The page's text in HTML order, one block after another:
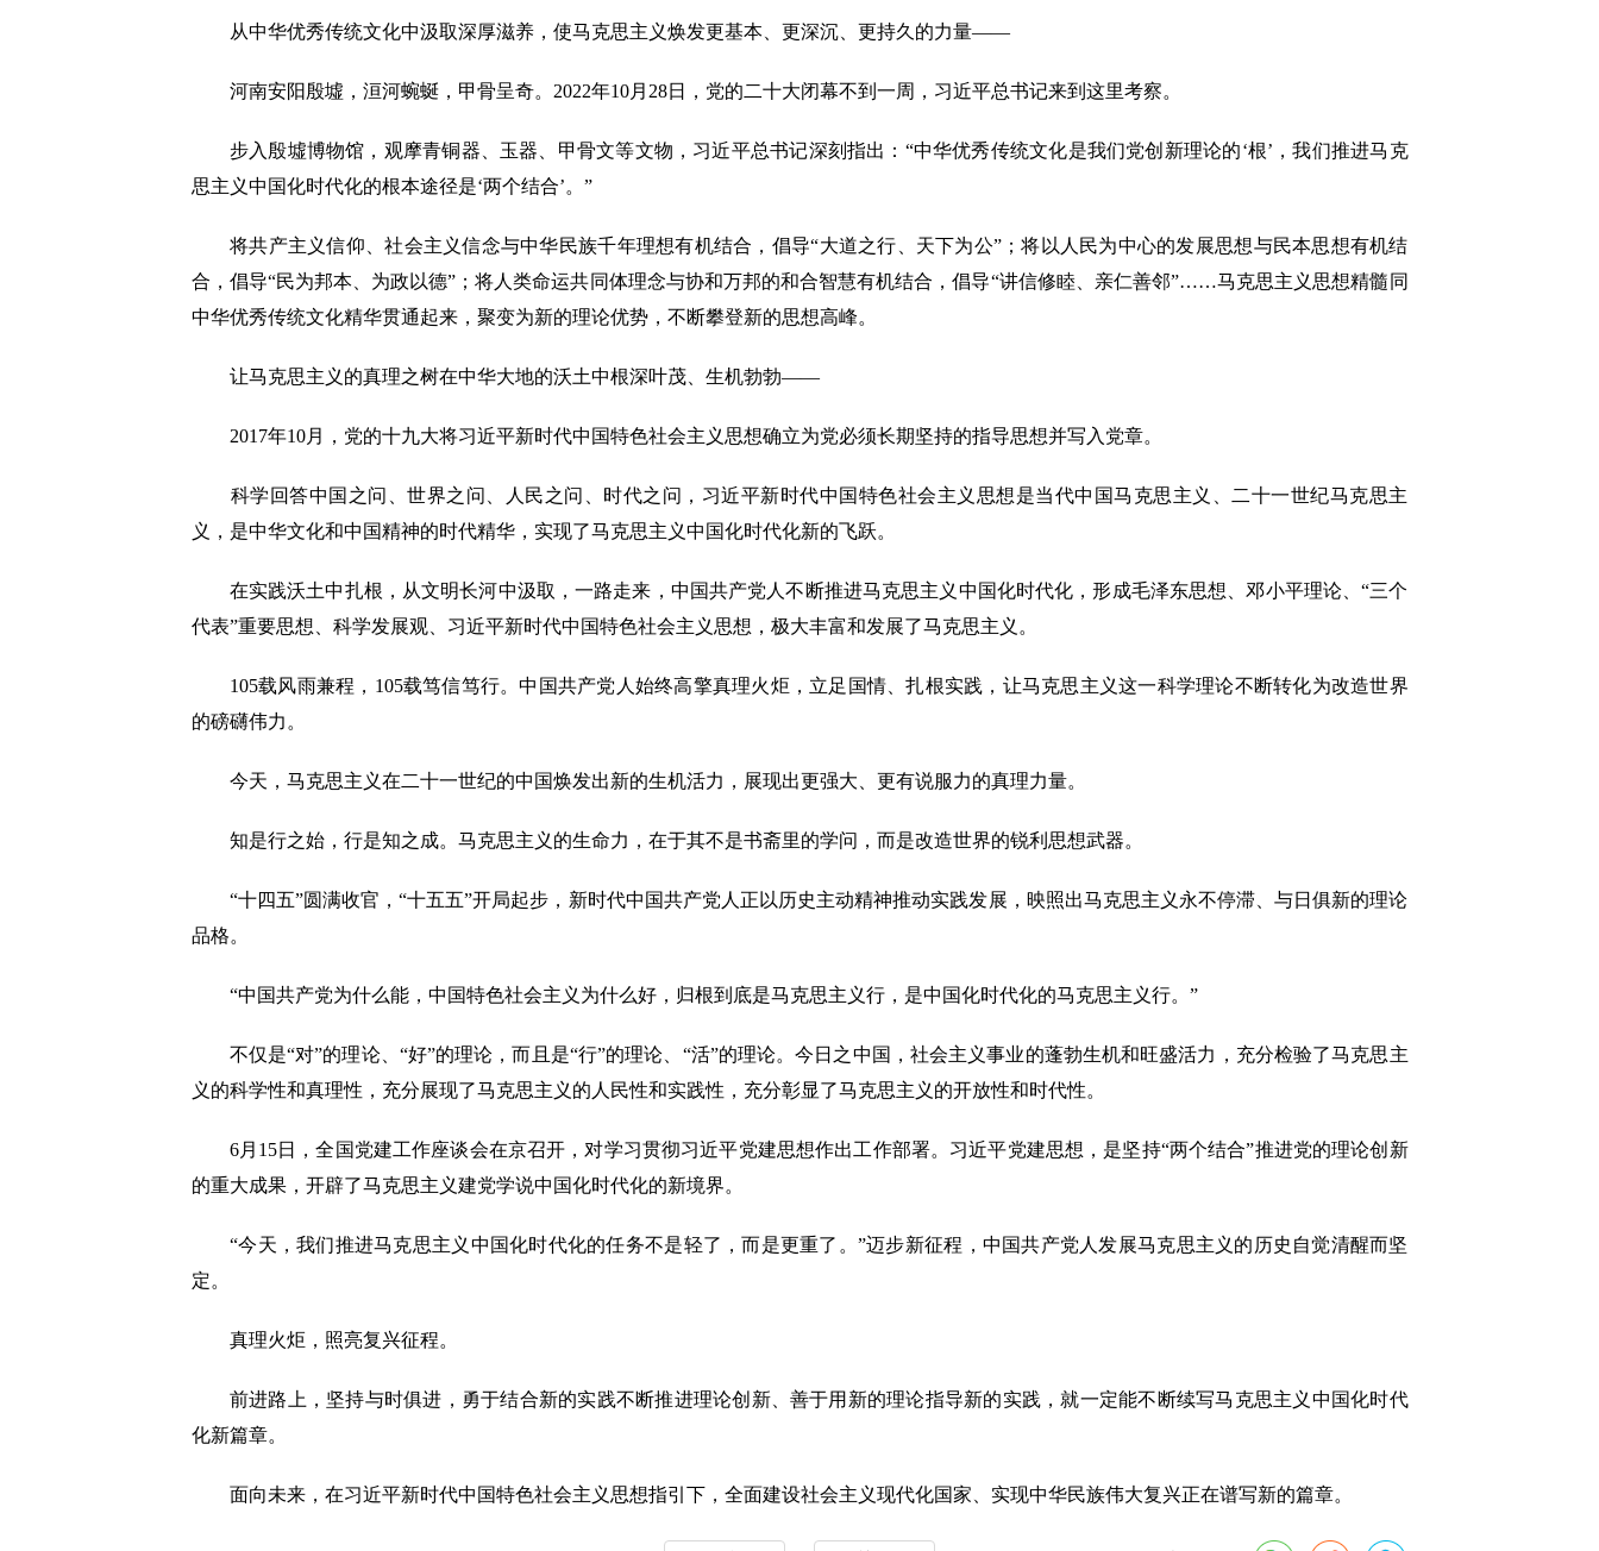
从中华优秀传统文化中汲取深厚滋养，使马克思主义焕发更基本、更深沉、更持久的力量——
河南安阳殷墟，洹河蜿蜒，甲骨呈奇。2022年10月28日，党的二十大闭幕不到一周，习近平总书记来到这里考察。
步入殷墟博物馆，观摩青铜器、玉器、甲骨文等文物，习近平总书记深刻指出：“中华优秀传统文化是我们党创新理论的‘根’，我们推进马克
思主义中国化时代化的根本途径是‘两个结合’。”
将共产主义信仰、社会主义信念与中华民族千年理想有机结合，倡导“大道之行、天下为公”；将以人民为中心的发展思想与民本思想有机结
合，倡导“民为邦本、为政以德”；将人类命运共同体理念与协和万邦的和合智慧有机结合，倡导“讲信修睦、亲仁善邻”……马克思主义思想精髓同
中华优秀传统文化精华贯通起来，聚变为新的理论优势，不断攀登新的思想高峰。
让马克思主义的真理之树在中华大地的沃土中根深叶茂、生机勃勃——
2017年10月，党的十九大将习近平新时代中国特色社会主义思想确立为党必须长期坚持的指导思想并写入党章。
科学回答中国之问、世界之问、人民之问、时代之问，习近平新时代中国特色社会主义思想是当代中国马克思主义、二十一世纪马克思主
义，是中华文化和中国精神的时代精华，实现了马克思主义中国化时代化新的飞跃。
在实践沃土中扎根，从文明长河中汲取，一路走来，中国共产党人不断推进马克思主义中国化时代化，形成毛泽东思想、邓小平理论、“三个
代表”重要思想、科学发展观、习近平新时代中国特色社会主义思想，极大丰富和发展了马克思主义。
105载风雨兼程，105载笃信笃行。中国共产党人始终高擎真理火炬，立足国情、扎根实践，让马克思主义这一科学理论不断转化为改造世界
的磅礴伟力。
今天，马克思主义在二十一世纪的中国焕发出新的生机活力，展现出更强大、更有说服力的真理力量。
知是行之始，行是知之成。马克思主义的生命力，在于其不是书斋里的学问，而是改造世界的锐利思想武器。
“十四五”圆满收官，“十五五”开局起步，新时代中国共产党人正以历史主动精神推动实践发展，映照出马克思主义永不停滞、与日俱新的理论
品格。
“中国共产党为什么能，中国特色社会主义为什么好，归根到底是马克思主义行，是中国化时代化的马克思主义行。”
不仅是“对”的理论、“好”的理论，而且是“行”的理论、“活”的理论。今日之中国，社会主义事业的蓬勃生机和旺盛活力，充分检验了马克思主
义的科学性和真理性，充分展现了马克思主义的人民性和实践性，充分彰显了马克思主义的开放性和时代性。
6月15日，全国党建工作座谈会在京召开，对学习贯彻习近平党建思想作出工作部署。习近平党建思想，是坚持“两个结合”推进党的理论创新
的重大成果，开辟了马克思主义建党学说中国化时代化的新境界。
“今天，我们推进马克思主义中国化时代化的任务不是轻了，而是更重了。”迈步新征程，中国共产党人发展马克思主义的历史自觉清醒而坚
定。
真理火炬，照亮复兴征程。
前进路上，坚持与时俱进，勇于结合新的实践不断推进理论创新、善于用新的理论指导新的实践，就一定能不断续写马克思主义中国化时代
化新篇章。
面向未来，在习近平新时代中国特色社会主义思想指引下，全面建设社会主义现代化国家、实现中华民族伟大复兴正在谱写新的篇章。